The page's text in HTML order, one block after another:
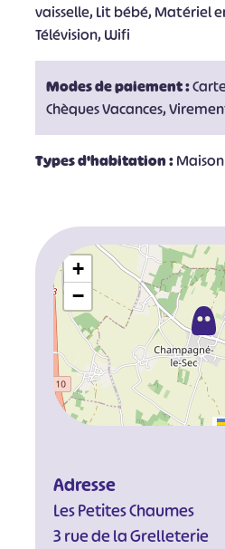
vaisselle, Lit bébé, Matériel
Télévision, Wifi
Modes de paiement :
Chèques Vacances,
Types d'habitation :Maison
+
−
Adresse
Les Petites Chaumes
3 rue de la Grelleterie